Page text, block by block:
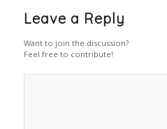
Leave a Reply
Want to join the discussion?
Feel free to contribute!